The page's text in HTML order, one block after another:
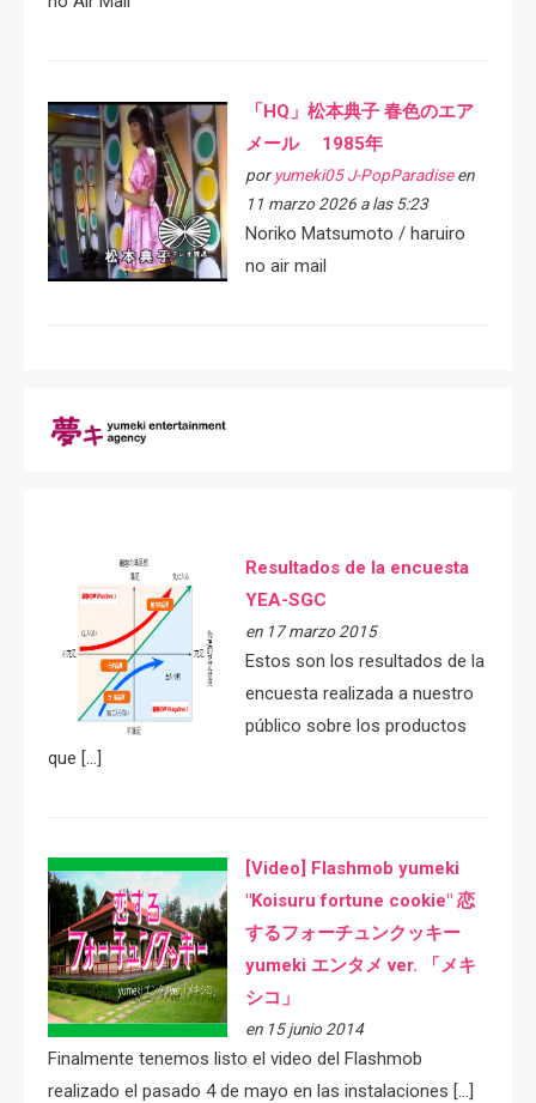
「HQ」松本典子 春色のエア
メール 1985年
por yumeki05 J-PopParadiseen
11 marzo 2026 a las 5:23
Noriko Matsumoto / haruiro
no air mail
Resultados de la encuesta
YEA-SGC
en 17 marzo 2015
Estos son los resultados de la
encuesta realizada a nuestro
público sobre los productos
que […]
[Video] Flashmob yumeki
"Koisuru fortune cookie" 恋
するフォーチュンクッキー
yumeki エンタメ ver. 「メキ
シコ」
en 15 junio 2014
Finalmente tenemos listo el video del Flashmob
realizado el pasado 4 de mayo en las instalaciones […]